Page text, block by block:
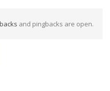
and pingbacks are open.